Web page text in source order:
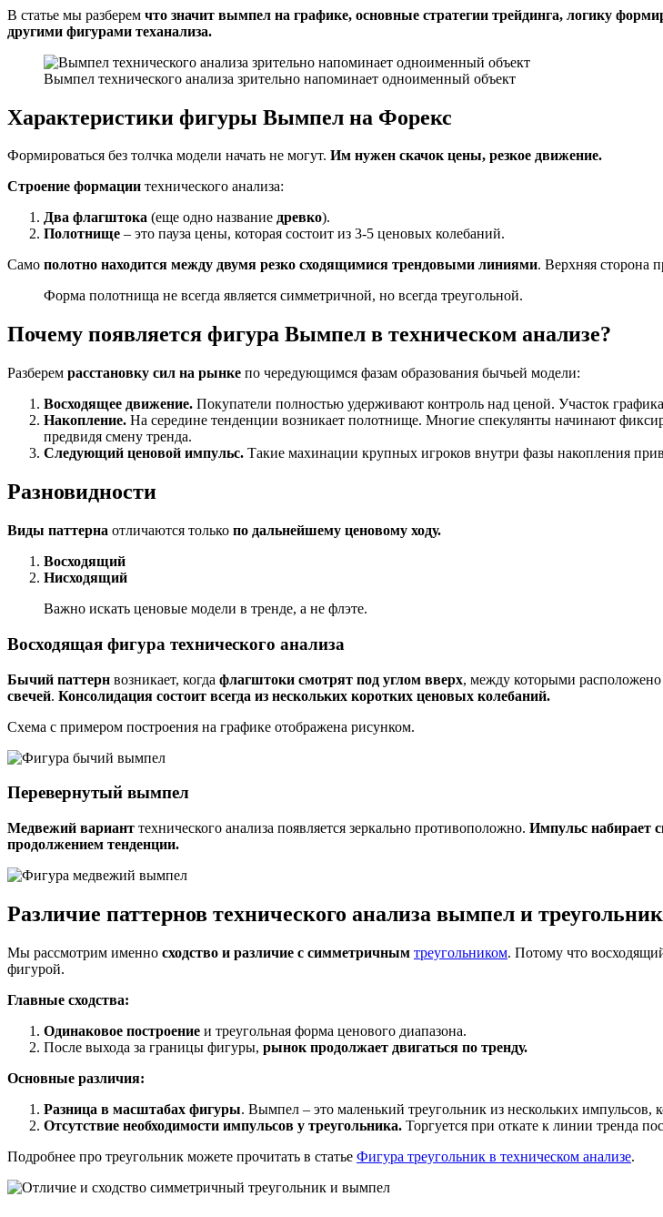
В статье мы разберем что значит вымпел на графике, основные стратегии трейдинга, логику
другими фигурами теханализа.
Вымпел технического анализа зрительно напоминает одноименный объект
Характеристики фигуры Вымпел на Форекс
Формироваться без толчка модели начать не могут. Им нужен скачок цены, резкое движение.
Строение формации технического анализа:
Два флагштока (еще одно название древко).
Полотнище – это пауза цены, которая состоит из 3-5 ценовых колебаний.
Само полотно находится между двумя резко сходящимися трендовыми линиями. Верхняя сторона
Форма полотнища не всегда является симметричной, но всегда треугольной.
Почему появляется фигура Вымпел в техническом анализе?
Разберем расстановку сил на рынке по чередующимся фазам образования бычьей модели:
Восходящее движение. Покупатели полностью удерживают контроль над ценой. Участок
Накопление. На середине тенденции возникает полотнище. Многие спекулянты начинают
предвидя смену тренда.
Следующий ценовой импульс. Такие махинации крупных игроков внутри фазы накопления
Разновидности
Виды паттерна отличаются только по дальнейшему ценовому ходу.
Восходящий
Нисходящий
Важно искать ценовые модели в тренде, а не флэте.
Восходящая фигура технического анализа
Бычий паттерн возникает, когда флагштоки смотрят под углом вверх, между которыми
свечей. Консолидация состоит всегда из нескольких коротких ценовых колебаний.
Схема с примером построения на графике отображена рисунком.
Перевернутый вымпел
Медвежий вариант технического анализа появляется зеркально противоположно. Импульс набирает
продолжением тенденции.
Различие паттернов технического анализа вымпел и треугольник
Мы рассмотрим именно сходство и различие с симметричным треугольником. Потому что
фигурой.
Главные сходства:
Одинаковое построение и треугольная форма ценового диапазона.
После выхода за границы фигуры, рынок продолжает двигаться по тренду.
Основные различия:
Разница в масштабах фигуры. Вымпел – это маленький треугольник из нескольких импульсов,
Отсутствие необходимости импульсов у треугольника. Торгуется при откате к линии тренда
Подробнее про треугольник можете прочитать в статье Фигура треугольник в техническом анализе.